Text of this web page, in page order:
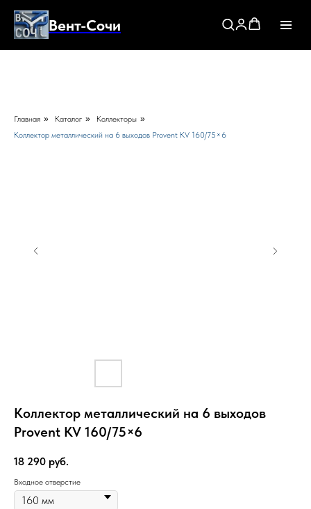
Вент-Сочи
Главная » Каталог » Коллекторы »
Коллектор металлический на 6 выходов Provent KV 160/75×6
Коллектор металлический на 6 выходов
Provent KV 160/75×6
18 290 руб.
Входное отверстие